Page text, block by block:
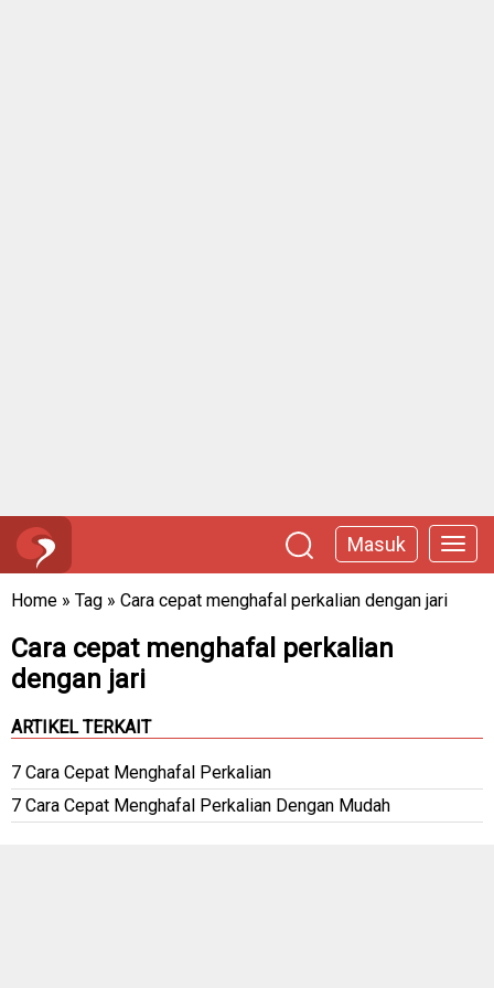
Masuk
Home » Tag » Cara cepat menghafal perkalian dengan jari
Cara cepat menghafal perkalian
dengan jari
ARTIKEL TERKAIT
7 Cara Cepat Menghafal Perkalian
7 Cara Cepat Menghafal Perkalian Dengan Mudah